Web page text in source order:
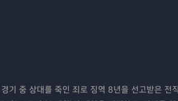
기 중 상대를 죽인 죄로 징역 8년을 선고받은 전